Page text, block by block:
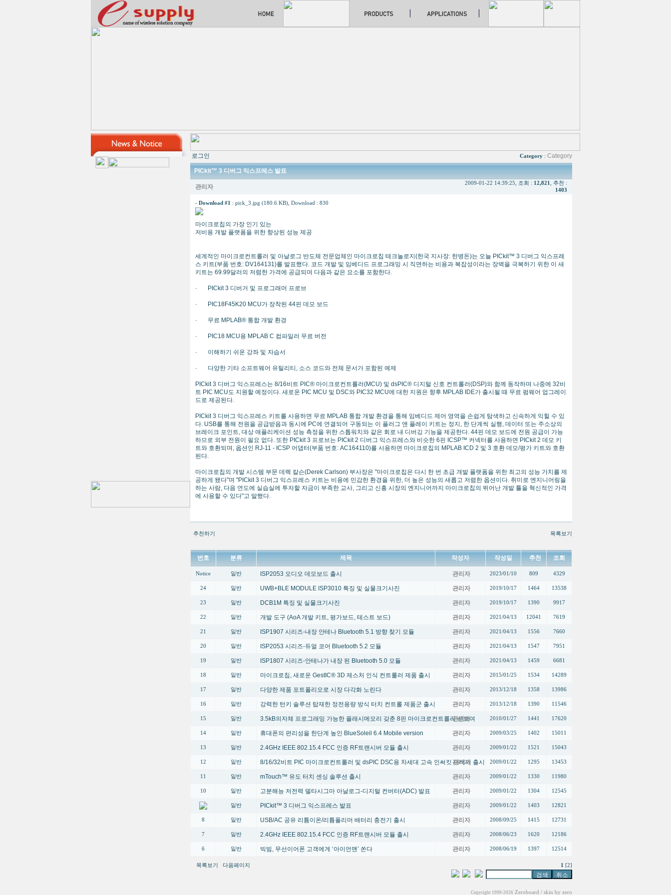
로그인 Category : Category
PICkit™ 3 디버그 익스프레스 발표
관리자
2009-01-22 14:39:25, 조회 : 12,821
, 추천 :
1403
- Download #1 : pick_3.jpg (180.6 KB) , Download : 830
마이크로칩의 가장 인기 있는
저비용 개발 플랫폼을 위한 향상된 성능 제공
세계적인 마이크로컨트롤러 및 아날로그 반도체 전문업체인 마이크로칩 테크놀로지(한국 지사장: 한병돈)는 오늘 PICkit™ 3 디버그 익스프레
스 키트(부품 번호: DV164131)를 발표했다. 코드 개발 및 임베디드 프로그래밍 시 직면하는 비용과 복잡성이라는 장벽을 극복하기 위한 이 새
키트는 69.99달러의 저렴한 가격에 공급되며 다음과 같은 요소를 포함한다.
· PICkit 3 디버거 및 프로그래머 프로브
· PIC18F45K20 MCU가 장착된 44핀 데모 보드
· 무료 MPLAB® 통합 개발 환경
· PIC18 MCU용 MPLAB C 컴파일러 무료 버전
· 이해하기 쉬운 강좌 및 자습서
· 다양한 기타 소프트웨어 유틸리티, 소스 코드와 전체 문서가 포함된 예제
PICkit 3 디버그 익스프레스는 8/16비트 PIC® 마이크로컨트롤러(MCU) 및 dsPIC® 디지털 신호 컨트롤러(DSP)와 함께 동작하며 나중에 32비
트 PIC MCU도 지원할 예정이다. 새로운 PIC MCU 및 DSC와 PIC32 MCU에 대한 지원은 향후 MPLAB IDE가 출시될 때 무료 펌웨어 업그레이
드로 제공된다.
PICkit 3 디버그 익스프레스 키트를 사용하면 무료 MPLAB 통합 개발 환경을 통해 임베디드 제어 영역을 손쉽게 탐색하고 신속하게 익힐 수 있
다. USB를 통해 전원을 공급받음과 동시에 PC에 연결되어 구동되는 이 플러그 앤 플레이 키트는 정지, 한 단계씩 실행, 데이터 또는 주소상의
브레이크 포인트, 대상 애플리케이션 성능 측정을 위한 스톱워치와 같은 회로 내 디버깅 기능을 제공한다. 44핀 데모 보드에 전원 공급이 가능
하므로 외부 전원이 필요 없다. 또한 PICkit 3 프로브는 PICkit 2 디버그 익스프레스와 비슷한 6핀 ICSP™ 커넥터를 사용하면 PICkit 2 데모 키
트와 호환되며, 옵션인 RJ-11 - ICSP 어댑터(부품 번호: AC164110)를 사용하면 마이크로칩의 MPLAB ICD 2 및 3 호환 데모/평가 키트와 호환
된다.
마이크로칩의 개발 시스템 부문 데렉 칼슨(Derek Carlson) 부사장은 "마이크로칩은 다시 한 번 초급 개발 플랫폼을 위한 최고의 성능 가치를 제
공하게 됐다"며 "PICkit 3 디버그 익스프레스 키트는 비용에 민감한 환경을 위한, 더 높은 성능의 새롭고 저렴한 옵션이다. 취미로 엔지니어링을
하는 사람, 다음 연도에 실습실에 투자할 자금이 부족한 교사, 그리고 신흥 시장의 엔지니어까지 마이크로칩의 뛰어난 개발 툴을 혁신적인 가격
에 사용할 수 있다"고 말했다.
추천하기 목록보기
번호 분류 제목 작성자 작성일 추천 조회
Notice 일반 ISP2053 오디오 데모보드 출시 관리자 2023/01/10 809 4329
24 일반 UWB+BLE MODULE ISP3010 특징 및 실물크기사진 관리자 2019/10/17 1464 13538
23 일반 DCB1M 특징 및 실물크기사진 관리자 2019/10/17 1390 9917
22 일반 개발 도구 (AoA 개발 키트, 평가보드, 테스트 보드) 관리자 2021/04/13 12041 7619
21 일반 ISP1907 시리즈-내장 안테나 Bluetooth 5.1 방향 찾기 모듈 관리자 2021/04/13 1556 7660
20 일반 ISP2053 시리즈-듀얼 코어 Bluetooth 5.2 모듈 관리자 2021/04/13 1547 7951
19 일반 ISP1807 시리즈-안테나가 내장 된 Bluetooth 5.0 모듈 관리자 2021/04/13 1459 6681
18 일반 마이크로칩, 새로운 GestIC® 3D 제스처 인식 컨트롤러 제품 출시 관리자 2015/01/25 1534 14289
17 일반 다양한 제품 포트폴리오로 시장 다각화 노린다 관리자 2013/12/18 1358 13986
16 일반 강력한 턴키 솔루션 탑재한 정전용량 방식 터치 컨트롤 제품군 출시 관리자 2013/12/18 1390 11546
15 일반 3.5kB의자체 프로그래밍 가능한 플래시메모리 갖춘 8핀 마이크로컨트롤러 선보여
관리자 2010/01/27 1441 17620
14 일반 휴대폰의 편리성을 한단계 높인 BlueSoleil 6.4 Mobile version 관리자 2009/03/25 1402 15011
13 일반 2.4GHz IEEE 802.15.4 FCC 인증 RF트랜시버 모듈 출시 관리자 2009/01/22 1521 15043
12 일반 8/16/32비트 PIC 마이크로컨트롤러 및 dsPIC DSC용 차세대 고속 인써킷 디버거 출시
관리자 2009/01/22 1295 13453
11 일반 mTouch™ 유도 터치 센싱 솔루션 출시 관리자 2009/01/22 1330 11980
10 일반 고분해능 저전력 델타시그마 아날로그-디지털 컨버터(ADC) 발표 관리자 2009/01/22 1304 12545
일반 PICkit™ 3 디버그 익스프레스 발표 관리자 2009/01/22 1403 12821
8 일반 USB/AC 공유 리튬이온/리튬폴리머 배터리 충전기 출시 관리자 2008/09/25 1415 12731
7 일반 2.4GHz IEEE 802.15.4 FCC 인증 RF트랜시버 모듈 출시 관리자 2008/06/23 1620 12186
6 일반 빅빔, 무선이어폰 고객에게 ‘아이언맨’ 쏜다 관리자 2008/06/19 1397 12514
목록보기 다음페이지 1 [2]
Copyright 1999-2026 Zeroboard / skin by zero